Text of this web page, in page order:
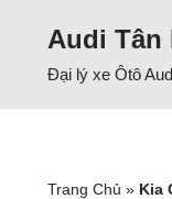
Audi Tân
Đại lý xe Ôtô
Trang Chủ » Kia